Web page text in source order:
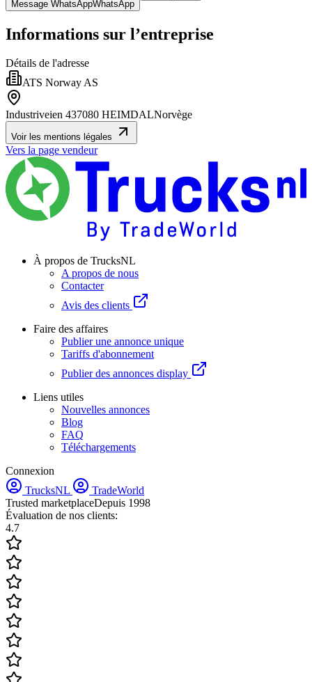
Message WhatsAppWhatsApp
Informations sur l’entreprise
Détails de l'adresse
ATS Norway AS
Industriveien 437080 HEIMDALNorvège
Voir les mentions légales
Vers la page vendeur
À propos de TrucksNL
A propos de nous
Contacter
Avis des clients
Faire des affaires
Publier une annonce unique
Tariffs d'abonnement
Publier des annonces display
Liens utiles
Nouvelles annonces
Blog
FAQ
Téléchargements
Connexion
TrucksNL
TradeWorld
Trusted marketplaceDepuis 1998
Évaluation de nos clients:
4.7